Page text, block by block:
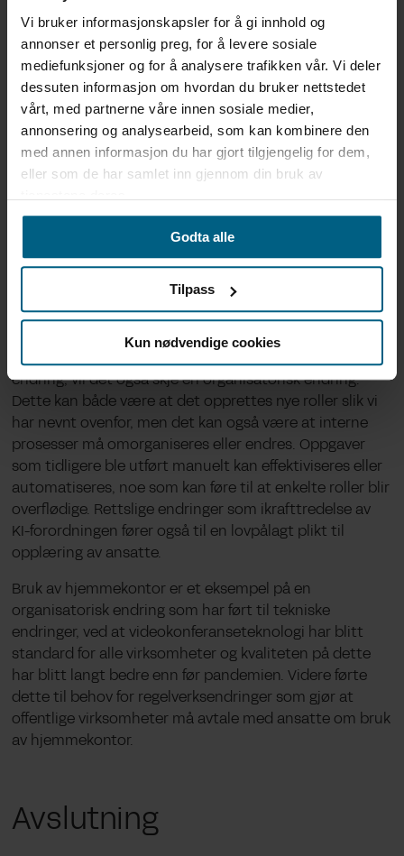
Vi bruker informasjonskapsler for å gi innhold og
annonser et personlig preg, for å levere sosiale
mediefunksjoner og for å analysere trafikken vår. Vi deler
dessuten informasjon om hvordan du bruker nettstedet
vårt, med partnerne våre innen sosiale medier,
annonsering og analysearbeid, som kan kombinere den
med annen informasjon du har gjort tilgjengelig for dem,
eller som de har samlet inn gjennom din bruk av
Godta alle
Tilpass
Kun nødvendige cookies
at nye roller blir opprettet for å sikre etterlevelse. På
nasjonalt plan stiller KI-forordningen også krav til at
medlemslandene skal ha et KI-tilsyn,
akkrediteringsorganer for sertifiseringsorganer og at
det skal opprettes minst en sandkasse for KI i hvert
land. Alt dette er eksempler på hvordan en rettslig
endring vil føre til organisatoriske endringer. Et annet
eksempel er krav om personvernombud for enkelte
virksomheter etter GDPR, som førte til at mange
organisering for enkelte oppgaver.
Organisatorisk endring
Ved innføring av ny teknologi eller ved en rettslig
endring, vil det også skje en organisatorisk endring.
Dette kan både være at det opprettes nye roller slik vi
har nevnt ovenfor, men det kan også være at interne
prosesser må omorganiseres eller endres. Oppgaver
som tidligere ble utført manuelt kan effektiviseres eller
automatiseres, noe som kan føre til at enkelte roller blir
overflødige. Rettslige endringer som ikrafttredelse av
KI-forordningen fører også til en lovpålagt plikt til
opplæring av ansatte.
Bruk av hjemmekontor er et eksempel på en
organisatorisk endring som har ført til tekniske
endringer, ved at videokonferanseteknologi har blitt
standard for alle virksomheter og kvaliteten på dette
har blitt langt bedre enn før pandemien. Videre førte
dette til behov for regelverksendringer som gjør at
offentlige virksomheter må avtale med ansatte om bruk
av hjemmekontor.
Avslutning